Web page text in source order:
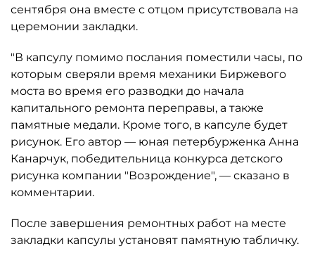
сентября она вместе с отцом присутствовала на
церемонии закладки.
"В капсулу помимо послания поместили часы, по
которым сверяли время механики Биржевого
моста во время его разводки до начала
капитального ремонта переправы, а также
памятные медали. Кроме того, в капсуле будет
рисунок. Его автор — юная петербурженка Анна
Канарчук, победительница конкурса детского
рисунка компании "Возрождение", — сказано в
комментарии.
После завершения ремонтных работ на месте
закладки капсулы установят памятную табличку.